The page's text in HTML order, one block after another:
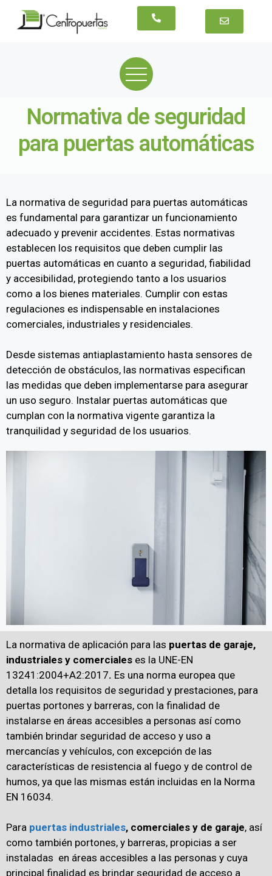
Normativa de seguridad
para puertas automáticas
La normativa de seguridad para puertas automáticas
es fundamental para garantizar un funcionamiento
adecuado y prevenir accidentes. Estas normativas
establecen los requisitos que deben cumplir las
puertas automáticas en cuanto a seguridad, fiabilidad
y accesibilidad, protegiendo tanto a los usuarios
como a los bienes materiales. Cumplir con estas
regulaciones es indispensable en instalaciones
comerciales, industriales y residenciales.
Desde sistemas antiaplastamiento hasta sensores de
detección de obstáculos, las normativas especifican
las medidas que deben implementarse para asegurar
un uso seguro. Instalar puertas automáticas que
cumplan con la normativa vigente garantiza la
tranquilidad y seguridad de los usuarios.
La normativa de aplicación para las puertas de garaje,
industriales y comerciales es la UNE-EN
13241:2004+A2:2017. Es una norma europea que
detalla los requisitos de seguridad y prestaciones, para
puertas portones y barreras, con la finalidad de
instalarse en áreas accesibles a personas así como
también brindar seguridad de acceso y uso a
mercancías y vehículos, con excepción de las
características de resistencia al fuego y de control de
humos, ya que las mismas están incluidas en la Norma
EN 16034.
Para puertas industriales, comerciales y de garaje, así
como también portones, y barreras, propicias a ser
instaladas en áreas accesibles a las personas y cuya
principal finalidad es brindar seguridad de acceso a